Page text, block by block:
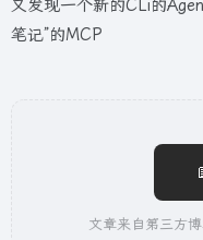
又发现一个新的CLi的
笔记”的MCP
文章来自第三方